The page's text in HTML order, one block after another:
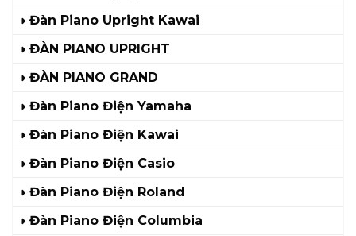
Đàn Piano Upright Kawai
ĐÀN PIANO UPRIGHT
ĐÀN PIANO GRAND
Đàn Piano Điện Yamaha
Đàn Piano Điện Kawai
Đàn Piano Điện Casio
Đàn Piano Điện Roland
Đàn Piano Điện Columbia